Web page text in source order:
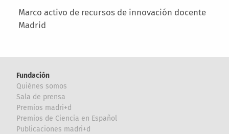
Marco activo de recursos de innovación docente
Madrid
Fundación
Quiénes somos
Sala de prensa
Premios madri+d
Premios de Ciencia en Español
Publicaciones madri+d